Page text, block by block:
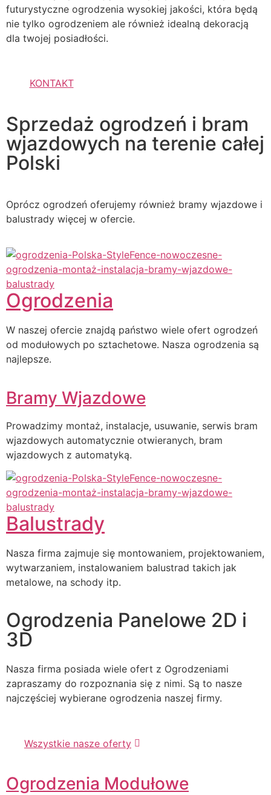
futurystyczne ogrodzenia wysokiej jakości, która będą
nie tylko ogrodzeniem ale również idealną dekoracją
dla twojej posiadłości.
KONTAKT
Sprzedaż ogrodzeń i bram
wjazdowych na terenie całej
Polski
Oprócz ogrodzeń oferujemy również bramy wjazdowe i
balustrady więcej w ofercie.
Ogrodzenia
W naszej ofercie znajdą państwo wiele ofert ogrodzeń
od modułowych po sztachetowe. Nasza ogrodzenia są
najlepsze.
Bramy Wjazdowe
Prowadzimy montaż, instalacje, usuwanie, serwis bram
wjazdowych automatycznie otwieranych, bram
wjazdowych z automatyką.
Balustrady
Nasza firma zajmuje się montowaniem, projektowaniem,
wytwarzaniem, instalowaniem balustrad takich jak
metalowe, na schody itp.
Ogrodzenia Panelowe 2D i
3D
Nasza firma posiada wiele ofert z Ogrodzeniami
zapraszamy do rozpoznania się z nimi. Są to nasze
najczęściej wybierane ogrodzenia naszej firmy.
Wszystkie nasze oferty
Ogrodzenia Modułowe